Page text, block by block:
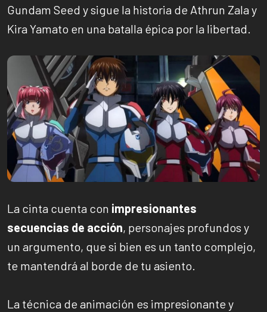
Gundam Seed y sigue la historia de Athrun Zala y
Kira Yamato en una batalla épica por la libertad.
La cinta cuenta con impresionantes
secuencias de acción, personajes profundos y
un argumento, que si bien es un tanto complejo,
te mantendrá al borde de tu asiento.
La técnica de animación es impresionante y